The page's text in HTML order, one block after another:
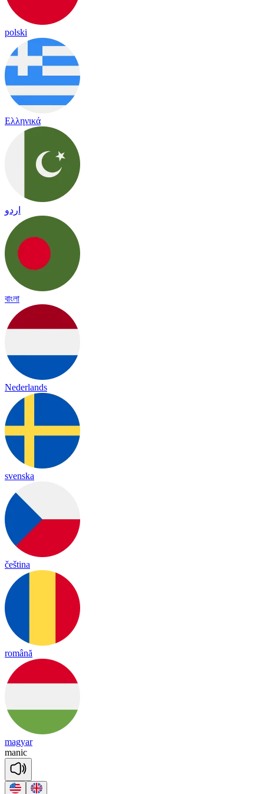
polski
Ελληνικά
اردو
বাংলা
Nederlands
svenska
čeština
română
magyar
manic